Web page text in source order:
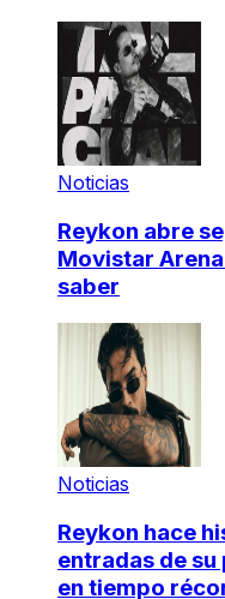
Noticias
Reykon abre
Movistar
saber
Noticias
Reykon hace
entradas de
en tiempo